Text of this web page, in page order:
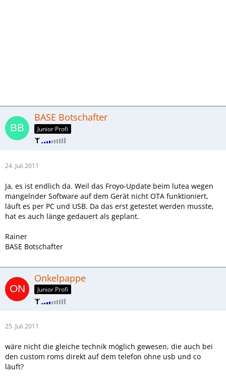
BASE Botschafter
Junior Profi
24. Juli 2011
Ja, es ist endlich da. Weil das Froyo-Update beim lutea wegen
mangelnder Software auf dem Gerät nicht OTA funktioniert,
läuft es per PC und USB. Da das erst getestet werden musste,
hat es auch länge gedauert als geplant.
Rainer
BASE Botschafter
Onkelpappe
Junior Profi
25. Juli 2011
wäre nicht die gleiche technik möglich gewesen, die auch bei
den custom roms direkt auf dem telefon ohne usb und co
läuft?